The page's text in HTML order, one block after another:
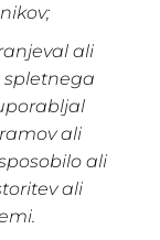
ali
spletnega
ali
ali
ali